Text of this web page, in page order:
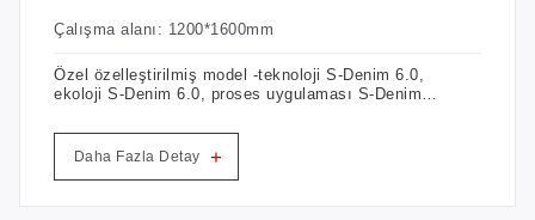
Çalışma alanı: 1200*1600mm
Özel özelleştirilmiş model -teknoloji S-Denim 6.0,
ekoloji S-Denim 6.0, proses uygulaması S-Denim
Daha Fazla Detay +